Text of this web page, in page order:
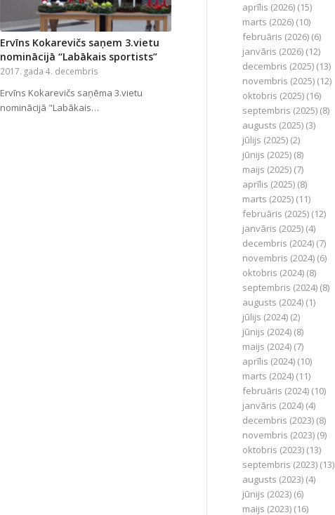
Ervīns Kokarevičs saņem 3.vietu
nominācijā “Labākais sportists”
2017. gada 4. decembris
Ervīns Kokarevičs saņēma 3.vietu
nominācijā "Labākais…
aprīlis (2026) (15)
marts (2026) (10)
februāris (2026) (6)
janvāris (2026) (12)
decembris (2025) (13)
novembris (2025) (12)
oktobris (2025) (16)
septembris (2025) (8)
augusts (2025) (3)
jūlijs (2025) (2)
jūnijs (2025) (8)
maijs (2025) (7)
aprīlis (2025) (8)
marts (2025) (11)
februāris (2025) (12)
janvāris (2025) (4)
decembris (2024) (7)
novembris (2024) (6)
oktobris (2024) (8)
septembris (2024) (8)
augusts (2024) (1)
jūlijs (2024) (2)
jūnijs (2024) (8)
maijs (2024) (7)
aprīlis (2024) (10)
marts (2024) (11)
februāris (2024) (10)
janvāris (2024) (4)
decembris (2023) (8)
novembris (2023) (9)
oktobris (2023) (13)
septembris (2023) (13)
augusts (2023) (4)
jūnijs (2023) (6)
maijs (2023) (16)